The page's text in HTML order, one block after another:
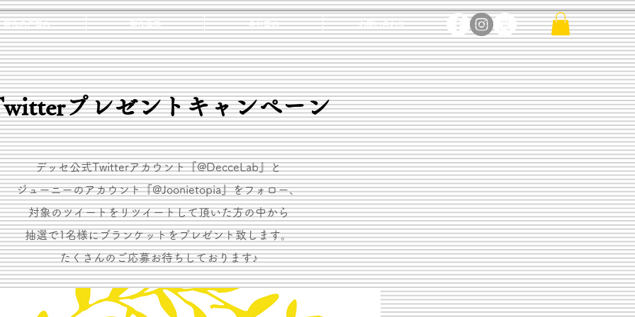
製作のご案内 製作事例 会社案内 お問い合わせ
プレゼントキャンペーン
デッセ公式Twitterアカウント『@DecceLab』と
ジューニーのアカウント『@Joonietopia』をフォロー、
対象のツイートをリツイートして頂いた方の中から
抽選で1名様にブランケットをプレゼント致します。
​たくさんのご応募お待ちしております♪